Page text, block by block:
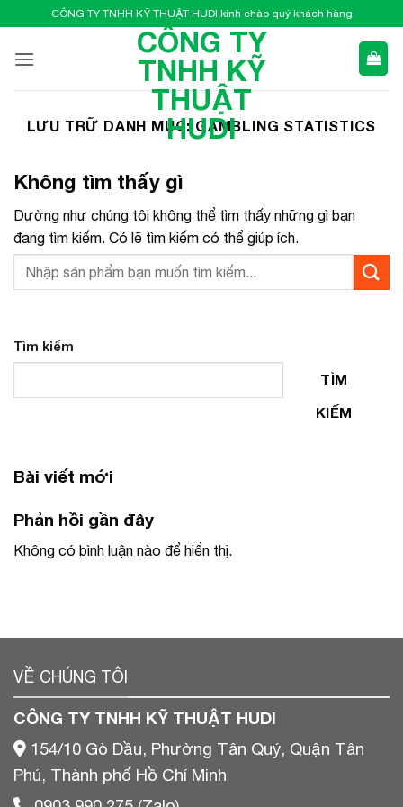
qua
nội
CÔNG TY TNHH KỸ THUẬT HUDI kính chào quý khách hàng
CÔNG TY
TNHH KỸ
THUẬT
HUDI
LƯU TRỮ DANH MỤC: GAMBLING STATISTICS
Không tìm thấy gì
Dường như chúng tôi không thể tìm thấy những gì bạn
đang tìm kiếm. Có lẽ tìm kiếm có thể giúp ích.
Tìm kiếm
TÌM
KIẾM
Bài viết mới
Phản hồi gần đây
Không có bình luận nào để hiển thị.
VỀ CHÚNG TÔI
CÔNG TY TNHH KỸ THUẬT HUDI
154/10 Gò Dầu, Phường Tân Quý, Quận Tân
Phú, Thành phố Hồ Chí Minh